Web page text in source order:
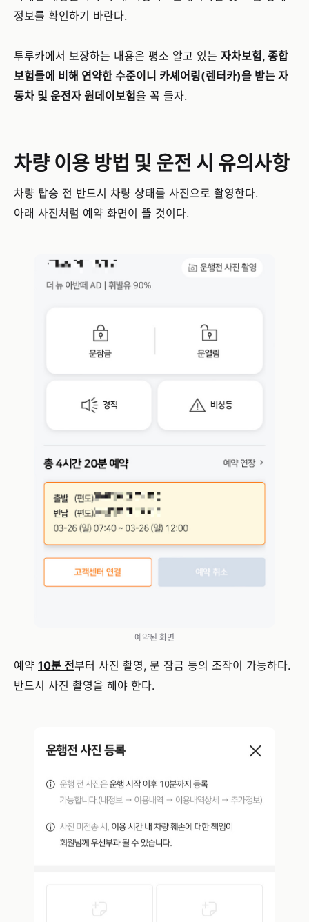
정보를 확인하기 바란다.
투루카에서 보장하는 내용은 평소 알고 있는 자차보험, 종합
보험들에 비해 연약한 수준이니 카셰어링(렌터카)을 받는 자
동차 및 운전자 원데이보험을 꼭 들자.
차량 이용 방법 및 운전 시 유의사항
차량 탑승 전 반드시 차량 상태를 사진으로 촬영한다.
아래 사진처럼 예약 화면이 뜰 것이다.
예약된 화면
예약 10분 전부터 사진 촬영, 문 잠금 등의 조작이 가능하다.
반드시 사진 촬영을 해야 한다.